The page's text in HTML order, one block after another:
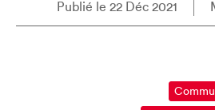
Publié le 22 Déc 2021